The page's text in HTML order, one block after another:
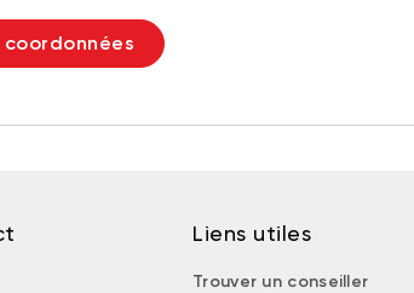
coordonnées
Liens utiles
Trouver un conseiller